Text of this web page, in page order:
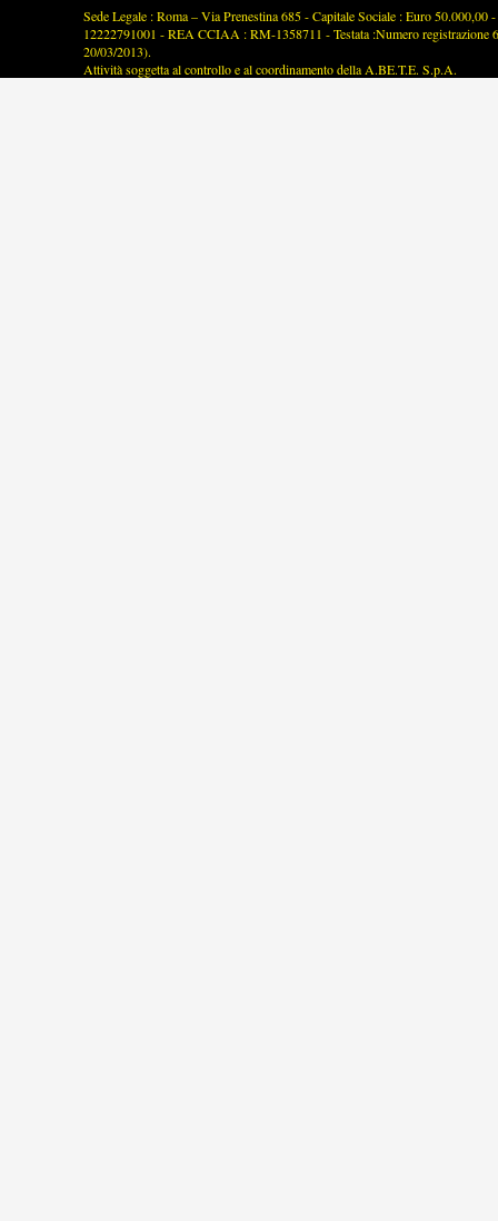
Sede Legale : Roma – Via Prenestina 685 - Capitale Sociale : Euro
12222791001 - REA CCIAA : RM-1358711 - Testata :Numero registrazione
20/03/2013).
Attività soggetta al controllo e al coordinamento della A.BE.T.E. S.p.A.